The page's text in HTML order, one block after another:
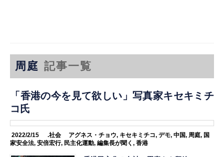
周庭 記事一覧
「香港の今を見て欲しい」写真家キセキミチ
コ氏
2022/2/15 .社会 アグネス・チョウ, キセキミチコ, デモ, 中国, 周庭, 国
家安全法,安倍宏行, 民主化運動,編集長が聞く,香港